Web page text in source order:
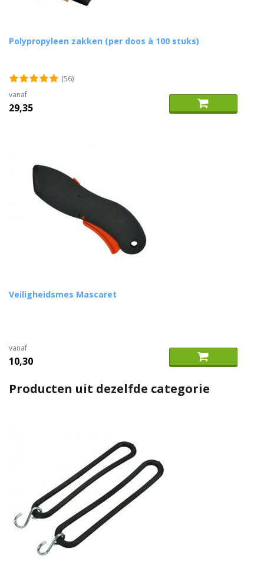
Polypropyleen zakken (per doos à 100 stuks)
(56)
vanaf
29,35
Veiligheidsmes Mascaret
vanaf
10,30
Producten uit dezelfde categorie